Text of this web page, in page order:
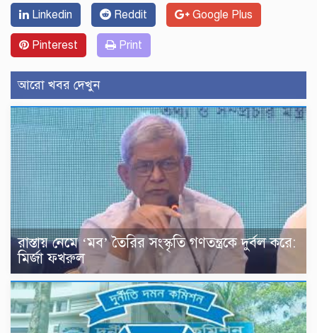
Linkedin Reddit Google Plus
Pinterest Print
আরো খবর দেখুন
রাস্তায় নেমে ‘মব’ তৈরির সংস্কৃতি গণতন্ত্রকে দুর্বল করে:
মির্জা ফখরুল